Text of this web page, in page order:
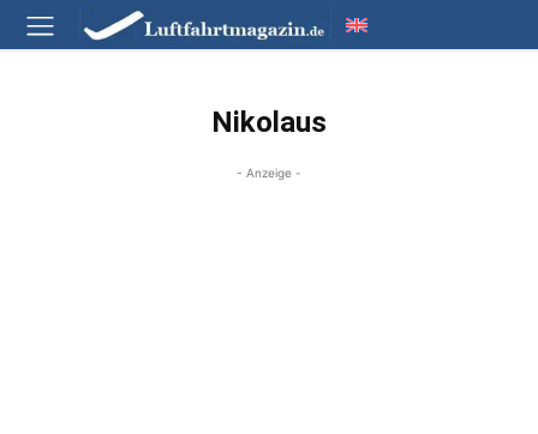
Nikolaus
- Anzeige -